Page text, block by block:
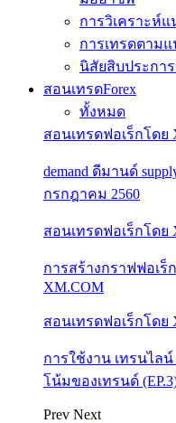
การวิเคราะห์
การเทรดตามแ
นิสัยสิบประกา
สอนเทรดForex
ทั้งหมด
สอนเทรดฟอเร็กโดย
demand ดีมานด์
กรกฎาคม 2560
สอนเทรดฟอเร็กโดย
การสร้างกราฟฟอเร็
XM.COM
สอนเทรดฟอเร็กโดย
การใช้งาน เทรนไล
โน้มของเทรนด์
Prev Next